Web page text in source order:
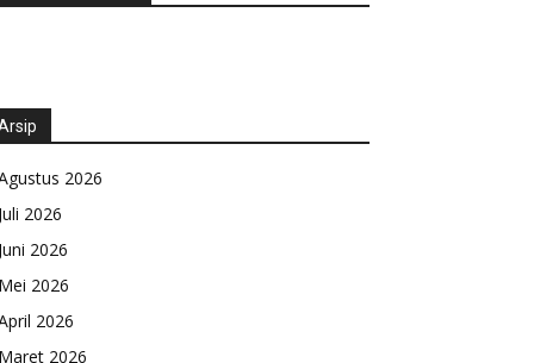
2026
2026
2026
2026
2026
2026